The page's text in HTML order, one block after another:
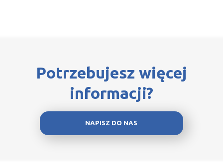
Potrzebujesz więcej
informacji?
NAPISZ DO NAS